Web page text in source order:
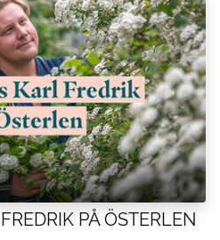
PÅ ÖSTERLEN